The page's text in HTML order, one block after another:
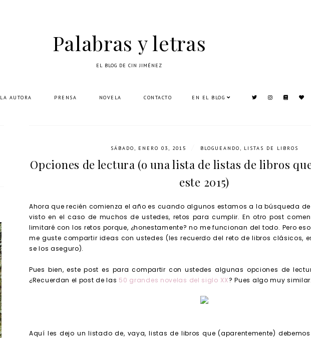
Palabras y letras
EL BLOG DE CIN JIMÉNEZ
LA AUTORA PRENSA NOVELA CONTACTO EN EL BLOG
SÁBADO, ENERO 03, 2015 BLOGUEANDO, LISTAS DE LIBROS
Opciones de lectura (o una lista de listas de libros
este 2015)
Ahora que recién comienza el año es cuando algunos estamos a la búsqueda
visto en el caso de muchos de ustedes, retos para cumplir. En otro post
limitaré con los retos porque, ¿honestamente? no me funcionan del todo. Pero
me guste compartir ideas con ustedes (les recuerdo del reto de libros clásicos,
se los aseguro).
Pues bien, este post es para compartir con ustedes algunas opciones de
¿Recuerdan el post de las 50 grandes novelas del siglo XX? Pues algo muy similar.
Aquí les dejo un listado de, vaya, listas de libros que (aparentemente)